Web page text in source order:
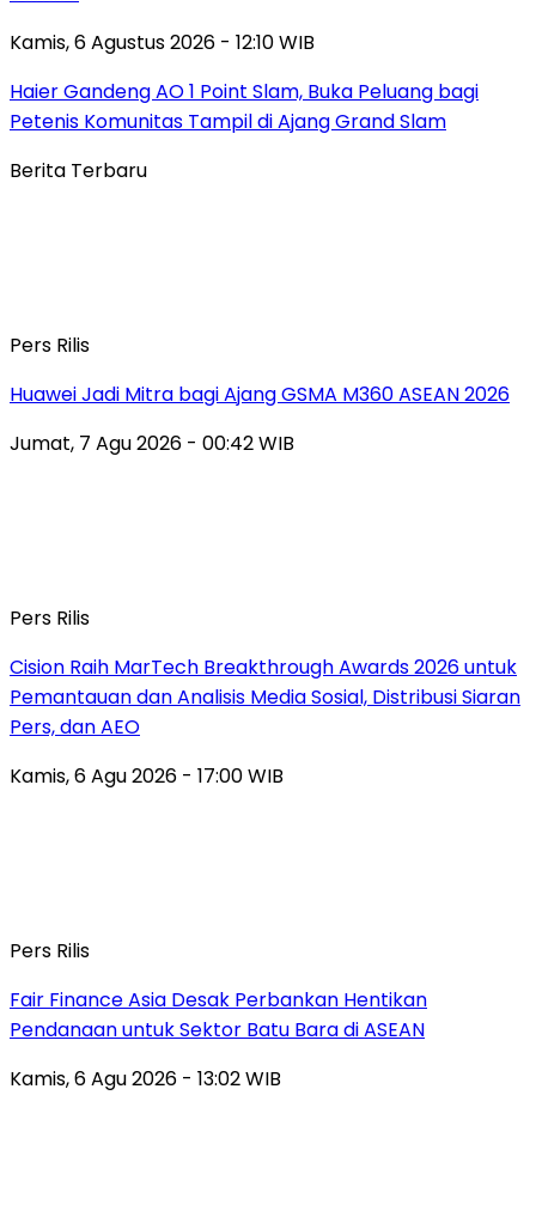
Kamis, 6 Agustus 2026 - 12:10 WIB
Haier Gandeng AO 1 Point Slam, Buka Peluang bagi
Petenis Komunitas Tampil di Ajang Grand Slam
Berita Terbaru
Pers Rilis
Huawei Jadi Mitra bagi Ajang GSMA M360 ASEAN 2026
Jumat, 7 Agu 2026 - 00:42 WIB
Pers Rilis
Cision Raih MarTech Breakthrough Awards 2026 untuk
Pemantauan dan Analisis Media Sosial, Distribusi Siaran
Pers, dan AEO
Kamis, 6 Agu 2026 - 17:00 WIB
Pers Rilis
Fair Finance Asia Desak Perbankan Hentikan
Pendanaan untuk Sektor Batu Bara di ASEAN
Kamis, 6 Agu 2026 - 13:02 WIB